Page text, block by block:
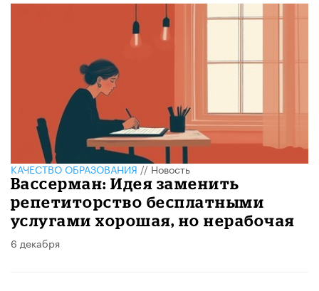
КАЧЕСТВО ОБРАЗОВАНИЯ//Новость
Вассерман: Идея заменить
репетиторство бесплатными
услугами хорошая, но нерабочая
6 декабря